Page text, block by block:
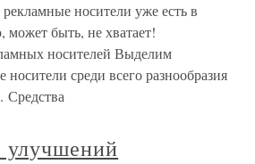
носители уже есть в
может быть, не хватает!
носителей Выделим
среди всего разнообразия
Средства
улучшений